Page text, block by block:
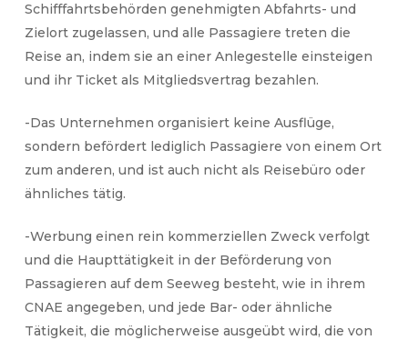
Schifffahrtsbehörden genehmigten Abfahrts- und
Zielort zugelassen, und alle Passagiere treten die
Reise an, indem sie an einer Anlegestelle einsteigen
und ihr Ticket als Mitgliedsvertrag bezahlen.
-Das Unternehmen organisiert keine Ausflüge,
sondern befördert lediglich Passagiere von einem Ort
zum anderen, und ist auch nicht als Reisebüro oder
ähnliches tätig.
-Werbung einen rein kommerziellen Zweck verfolgt
und die Haupttätigkeit in der Beförderung von
Passagieren auf dem Seeweg besteht, wie in ihrem
CNAE angegeben, und jede Bar- oder ähnliche
Tätigkeit, die möglicherweise ausgeübt wird, die von